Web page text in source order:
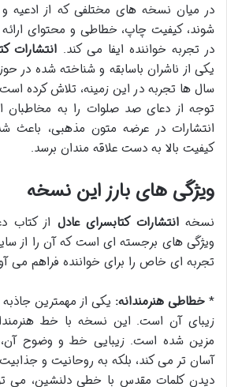
در میان نسخه های مختلفی که از ادعیه
شوند، کیفیت چاپ، خطاطی و محتوای
در تجربه خواننده ایفا می کند. انتشارات
یکی از ناشران باسابقه و شناخته شده در
سال ها تجربه در این زمینه، تلاش کرده
توجه از دعای صد صلوات را به
انتشارات در عرضه متون مذهبی، باعث
کیفیت بالا به دست علاقه مندان برسد.
ویژگی های بارز این نسخه
نسخهانتشارات کتابسرای عادل از کتاب
ویژگی های برجسته ای است که آن را از
تجربه ای خاص را برای خواننده فراهم می
* خطاطی هنرمندانه: یکی از مهمترین
زیبای آن است. این نسخه با خط
مزین شده است. زیبایی خط و وضوح آن،
آسان تر می کند، بلکه به روحانیت و
دیدن کلمات مقدس با خطی دلنشین، می